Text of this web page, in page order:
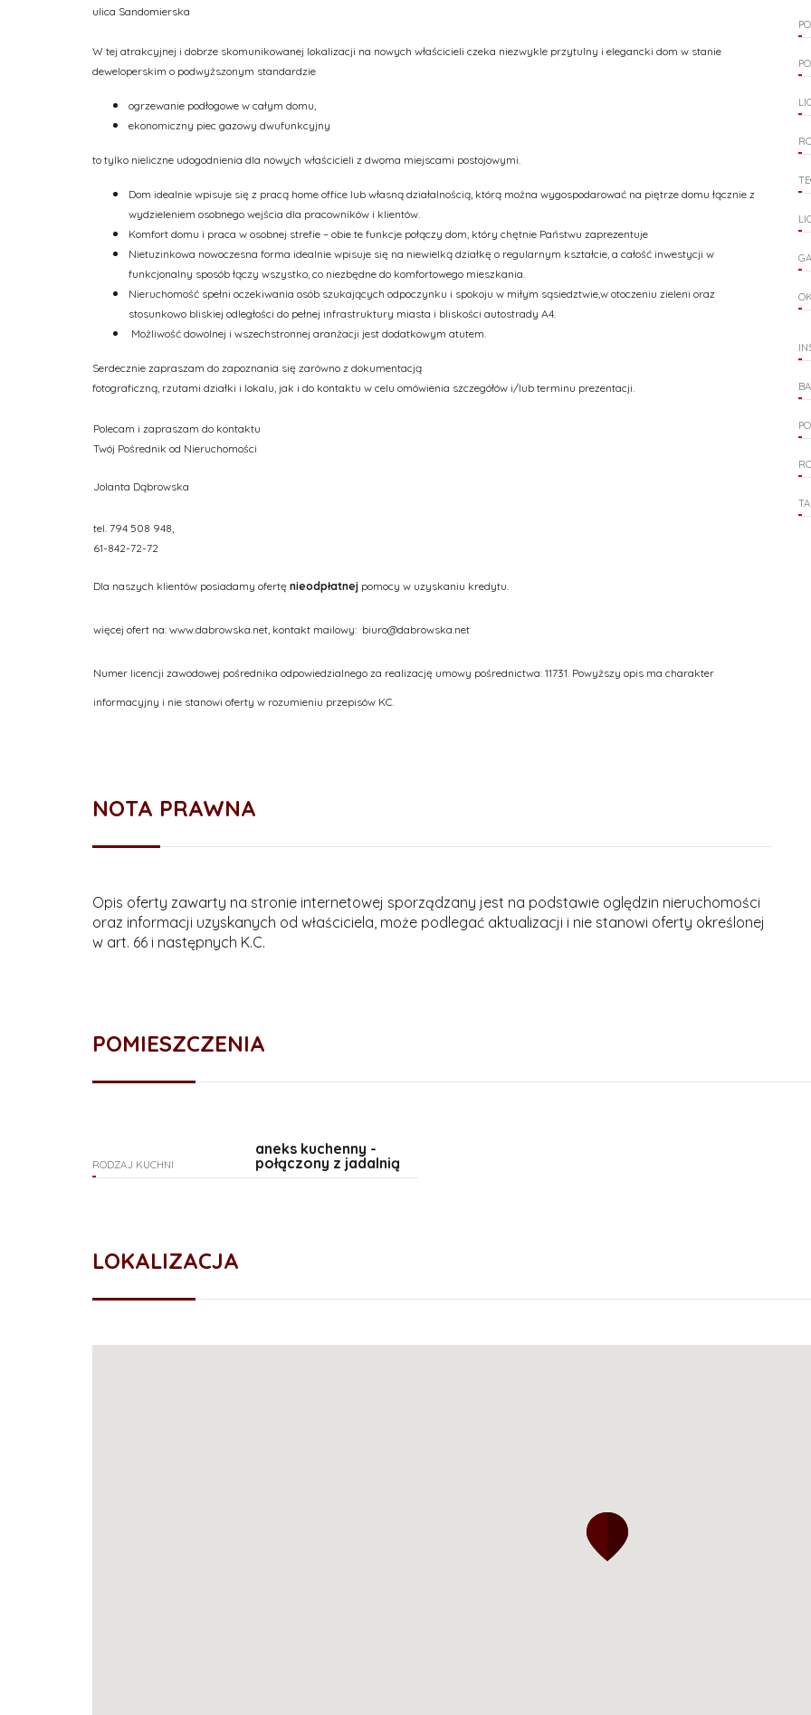
ulica Sandomierska
W tej atrakcyjnej i dobrze skomunikowanej lokalizacji na nowych właścicieli czeka niezwykle przytulny i elegancki dom w stanie
deweloperskim o podwyższonym standardzie
ogrzewanie podłogowe w całym domu,
ekonomiczny piec gazowy dwufunkcyjny
to tylko nieliczne udogodnienia dla nowych właścicieli z dwoma miejscami postojowymi.
Dom idealnie wpisuje się z pracą home office lub własną działalnością, którą można wygospodarować na piętrze domu łącznie z
wydzieleniem osobnego wejścia dla pracowników i klientów.
Komfort domu i praca w osobnej strefie – obie te funkcje połączy dom, który chętnie Państwu zaprezentuje
Nietuzinkowa nowoczesna forma idealnie wpisuje się na niewielką działkę o regularnym kształcie, a całość inwestycji w
funkcjonalny sposób łączy wszystko, co niezbędne do komfortowego mieszkania.
Nieruchomość spełni oczekiwania osób szukających odpoczynku i spokoju w miłym sąsiedztwie,w otoczeniu zieleni oraz
stosunkowo bliskiej odległości do pełnej infrastruktury miasta i bliskości autostrady A4.
Możliwość dowolnej i wszechstronnej aranżacji jest dodatkowym atutem.
Serdecznie zapraszam do zapoznania się zarówno z dokumentacją
fotograficzną, rzutami działki i lokalu, jak i do kontaktu w celu omówienia szczegółów i/lub terminu prezentacji.
Polecam i zapraszam do kontaktu
Twój Pośrednik od Nieruchomości
Jolanta Dąbrowska
tel. 794 508 948,
61-842-72-72
Dla naszych klientów posiadamy ofertę nieodpłatnej pomocy w uzyskaniu kredytu.
więcej ofert na: www.dabrowska.net, kontakt mailowy: biuro@dabrowska.net
Numer licencji zawodowej pośrednika odpowiedzialnego za realizację umowy pośrednictwa: 11731. Powyższy opis ma charakter
informacyjny i nie stanowi oferty w rozumieniu przepisów KC.
NOTA PRAWNA
Opis oferty zawarty na stronie internetowej sporządzany jest na podstawie oględzin nieruchomości
oraz informacji uzyskanych od właściciela, może podlegać aktualizacji i nie stanowi oferty określonej
w art. 66 i następnych K.C.
POMIESZCZENIA
RODZAJ KUCHNI
aneks kuchenny -
połączony z jadalnią
LOKALIZACJA